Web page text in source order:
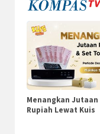
Menangkan Jutaan
Rupiah Lewat Kuis